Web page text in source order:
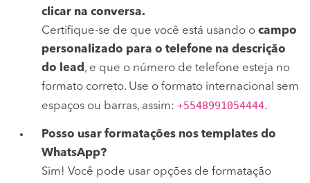
clicar na conversa.
Certifique-se de que você está usando o campo
personalizado para o telefone na descrição
do lead , e que o número de telefone esteja no
formato correto. Use o formato internacional sem
espaços ou barras, assim: +5548991054444.
Posso usar formatações nos templates do
WhatsApp?
Sim! Você pode usar opções de formatação